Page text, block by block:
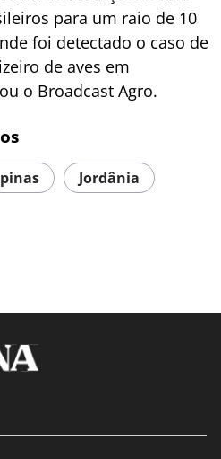
para um raio de 10
foi detectado o caso de
de aves em
o Broadcast Agro.
Jordânia